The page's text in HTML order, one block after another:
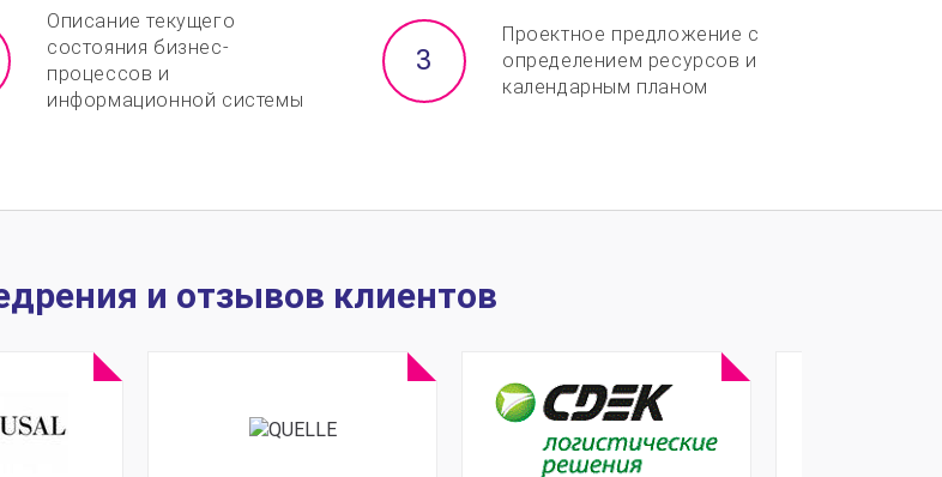
Описание текущего
состояния бизнес-
процессов и
информационной системы
Проектное предложение с
определением ресурсов и
календарным планом
и отзывов клиентов